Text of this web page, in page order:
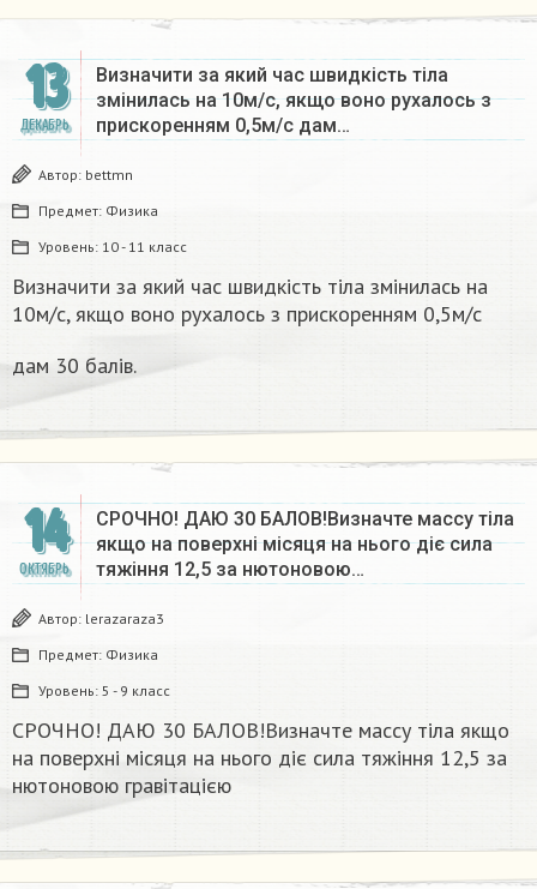
13
ДЕКАБРЬ
Визначити за який час швидкість тіла
змінилась на 10м/с, якщо воно рухалось з
прискоренням 0,5м/с дам…
Автор: bettmn
Предмет: Физика
Уровень: 10 - 11 класс
Визначити за який час швидкість тіла змінилась на
10м/с, якщо воно рухалось з прискоренням 0,5м/с
дам 30 балів.​
14
ОКТЯБРЬ
СРОЧНО! ДАЮ 30 БАЛОВ!Визначте массу тіла
якщо на поверхні місяця на нього діє сила
тяжіння 12,5 за нютоновою…
Автор: lerazaraza3
Предмет: Физика
Уровень: 5 - 9 класс
СРОЧНО! ДАЮ 30 БАЛОВ!Визначте массу тіла якщо
на поверхні місяця на нього діє сила тяжіння 12,5 за
нютоновою гравітацією